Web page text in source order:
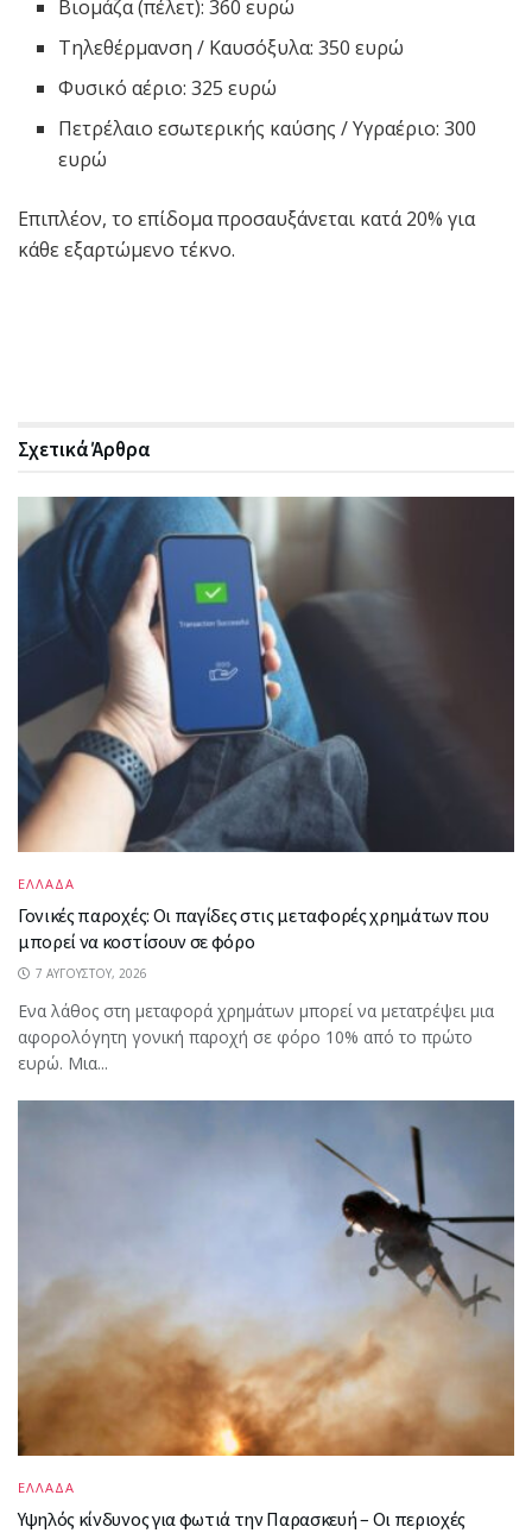
Βιομάζα (πέλετ): 360 ευρώ
Τηλεθέρμανση / Καυσόξυλα: 350 ευρώ
Φυσικό αέριο: 325 ευρώ
Πετρέλαιο εσωτερικής καύσης / Υγραέριο: 300
ευρώ
Επιπλέον, το επίδομα προσαυξάνεται κατά 20% για
κάθε εξαρτώμενο τέκνο.
ΣχετικάΆρθρα
ΕΛΛΑΔΑ
Γονικές παροχές: Οι παγίδες στις μεταφορές χρημάτων που
μπορεί να κοστίσουν σε φόρο
7 ΑΥΓΟΎΣΤΟΥ, 2026
Ενα λάθος στη μεταφορά χρημάτων μπορεί να μετατρέψει μια
αφορολόγητη γονική παροχή σε φόρο 10% από το πρώτο
ευρώ. Μια...
ΕΛΛΑΔΑ
Υψηλός κίνδυνος για φωτιά την Παρασκευή – Οι περιοχές